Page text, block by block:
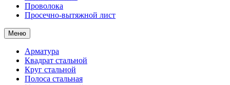
Проволока
Просечно-вытяжной лист
Меню
Арматура
Квадрат стальной
Круг стальной
Полоса стальная